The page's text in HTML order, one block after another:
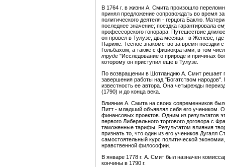
В 1764 г. в жизни А. Смита произошло
принял предложение сопровождать во время
политического деятеля - герцога Баклю.
последнее значение; поездка гарантировала
профессорского гонорара. Путешествие
он провел в Тулузе, два месяца - в Женеве,
Париже. Тесное знакомство за время
Гольбахом, а также с физиократами, в том
труде "Исследование о природе и причинах
которому он приступил еще в Тулузе.
По возвращении в Шотландию А. Смит решает
завершения работы над "Богатством
известность ее автора. Она четырежды
(1790) и до конца века.
Влияние А. Смита на своих современников
Питт - младший объявлял себя его учеником.
финансовых проектов. Одним из результатов
первого Либерального торгового договора с
таможенные тарифы. Результатом влияния
признать то, что один из его учеников Дугалл
самостоятельный курс политической
нравственной философии.
В январе 1778 г. А. Смит был назначен
кончины в 1790 г.